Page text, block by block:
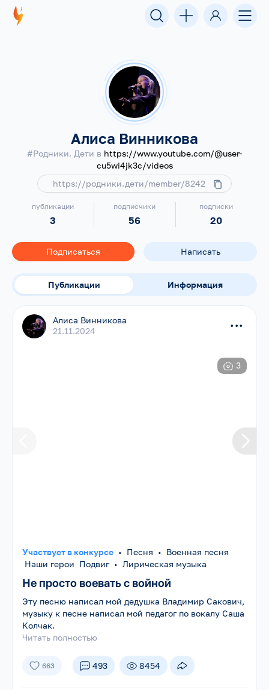
Алиса Винникова
#Родники. Дети в https://www.youtube.com/@user-
cu5wi4jk3c/videos
https://родники.дети/member/8242
публикации
3
подписчики
56
подписки
20
Подписаться Написать
Публикации Информация
Алиса Винникова
21.11.2024
...
3
Участвует в конкурсе • Песня • Военная песня
Наши герои Подвиг • Лирическая музыка
Не просто воевать с войной
Эту песню написал мой дедушка Владимир Сакович,
музыку к песне написал мой педагог по вокалу Саша
Колчак.
Читать полностью
663 493 8454